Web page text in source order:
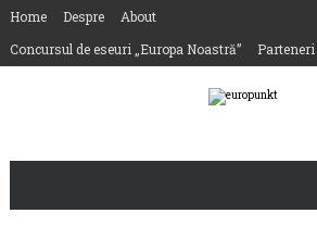
Home Despre
About
Concursul de eseuri „Europa Noastră”
Parteneri